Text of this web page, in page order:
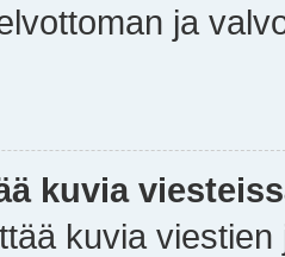
ja
kuvia
kuvia